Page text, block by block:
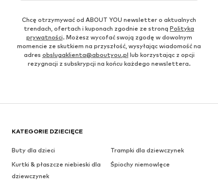
Chcę otrzymywać od ABOUT YOU newsletter o aktualnych
trendach, ofertach i kuponach zgodnie ze stroną Polityka
prywatności. Możesz wycofać swoją zgodę w dowolnym
momencie ze skutkiem na przyszłość, wysyłając wiadomość na
adres obslugaklienta@aboutyou.pl lub korzystając z opcji
rezygnacji z subskrypcji na końcu każdego newslettera.
KATEGORIE DZIECIĘCE
Buty dla dzieci
Trampki dla dziewczynek
Kurtki & płaszcze niebieski dla
dziewczynek
Śpiochy niemowlęce